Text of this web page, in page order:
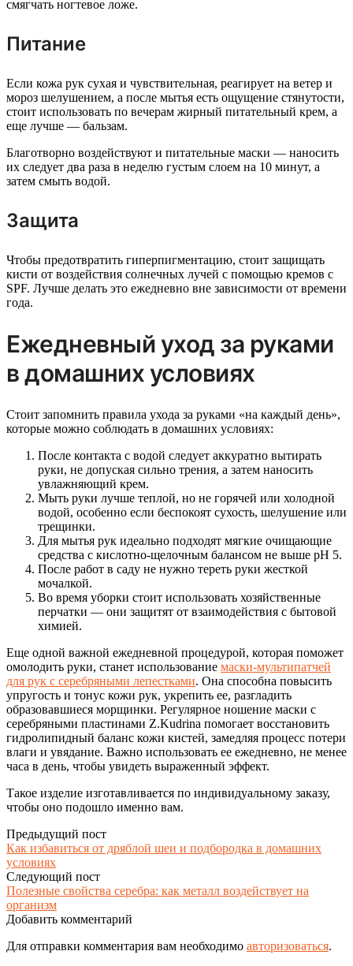
смягчать ногтевое ложе.
Питание
Если кожа рук сухая и чувствительная, реагирует на ветер и
мороз шелушением, а после мытья есть ощущение стянутости,
стоит использовать по вечерам жирный питательный крем, а
еще лучше — бальзам.
Благотворно воздействуют и питательные маски — наносить
их следует два раза в неделю густым слоем на 10 минут, а
затем смыть водой.
Защита
Чтобы предотвратить гиперпигментацию, стоит защищать
кисти от воздействия солнечных лучей с помощью кремов с
SPF. Лучше делать это ежедневно вне зависимости от времени
года.
Ежедневный уход за руками
в домашних условиях
Стоит запомнить правила ухода за руками «на каждый день»,
которые можно соблюдать в домашних условиях:
После контакта с водой следует аккуратно вытирать
руки, не допуская сильно трения, а затем наносить
увлажняющий крем.
Мыть руки лучше теплой, но не горячей или холодной
водой, особенно если беспокоят сухость, шелушение или
трещинки.
Для мытья рук идеально подходят мягкие очищающие
средства с кислотно-щелочным балансом не выше рН 5.
После работ в саду не нужно тереть руки жесткой
мочалкой.
Во время уборки стоит использовать хозяйственные
перчатки — они защитят от взаимодействия с бытовой
химией.
Еще одной важной ежедневной процедурой, которая поможет
омолодить руки, станет использование маски-мультипатчей
для рук с серебряными лепестками. Она способна повысить
упругость и тонус кожи рук, укрепить ее, разгладить
образовавшиеся морщинки. Регулярное ношение маски с
серебряными пластинами Z.Kudrina помогает восстановить
гидролипидный баланс кожи кистей, замедляя процесс потери
влаги и увядание. Важно использовать ее ежедневно, не менее
часа в день, чтобы увидеть выраженный эффект.
Такое изделие изготавливается по индивидуальному заказу,
чтобы оно подошло именно вам.
Предыдущий пост
Как избавиться от дряблой шеи и подбородка в домашних
условиях
Следующий пост
Полезные свойства серебра: как металл воздействует на
организм
Добавить комментарий
Для отправки комментария вам необходимо авторизоваться.